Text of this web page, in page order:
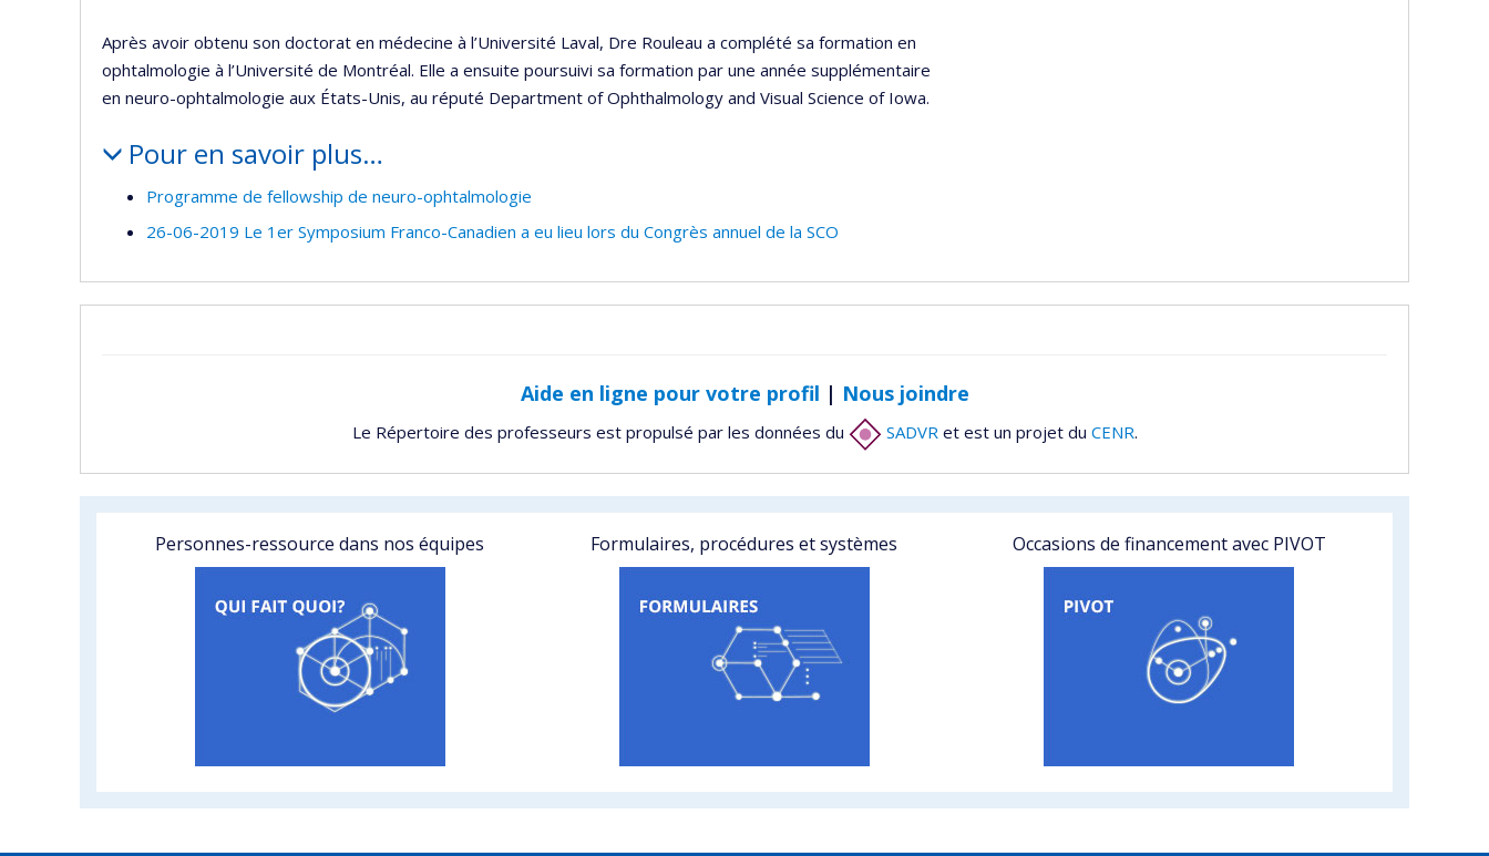
Après avoir obtenu son doctorat en médecine à l’Université Laval, Dre Rouleau a complété sa formation en
ophtalmologie à l’Université de Montréal. Elle a ensuite poursuivi sa formation par une année supplémentaire
en neuro-ophtalmologie aux États-Unis, au réputé Department of Ophthalmology and Visual Science of Iowa.
Pour en savoir plus…
Programme de fellowship de neuro-ophtalmologie
26-06-2019 Le 1er Symposium Franco-Canadien a eu lieu lors du Congrès annuel de la SCO
Aide en ligne pour votre profil | Nous joindre
Le Répertoire des professeurs est propulsé par les données du SADVRet est un projet du CENR.
Personnes-ressource dans nos équipes Formulaires, procédures et systèmes Occasions de financement avec PIVOT